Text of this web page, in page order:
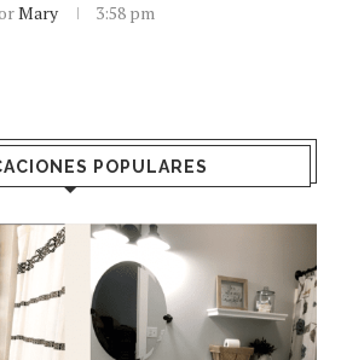
Mary 3:58 pm
POPULARES